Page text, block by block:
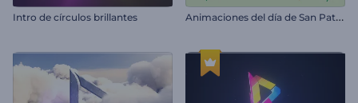
Intro de círculos brillantes A
nimaciones del día de San Patricio